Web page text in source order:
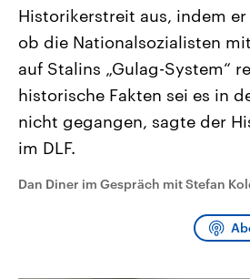
Landtagswahl Sachsen-Anhalt
2026
Alle Informationen
Sachsen-Anhalt wählt am 6.
September 2026 einen neuen
Bundesland von einer Koalition aus
Umfragen, Prognosen,
und Hintergründe zu den Parteien
und Kandidaten der anstehenden
Sendungen Programm
Historikerstreit aus, indem
ob die Nationalsozialisten
auf Stalins „Gulag-System“
historische Fakten sei es in
nicht gegangen, sagte der
im DLF.
Dan Diner im Gespräch mit Stefan